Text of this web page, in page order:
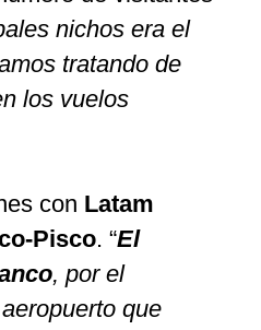
nichos era el
tratando de
los vuelos
con Latam
Pisco. “El
, por el
que